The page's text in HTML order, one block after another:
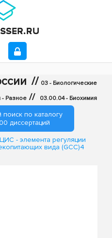
// 03 - Биологические
- Разное // 03.00.04 - Биохимия
по каталогу
диссертаций
- элемента регуляции
вида (GCC)4